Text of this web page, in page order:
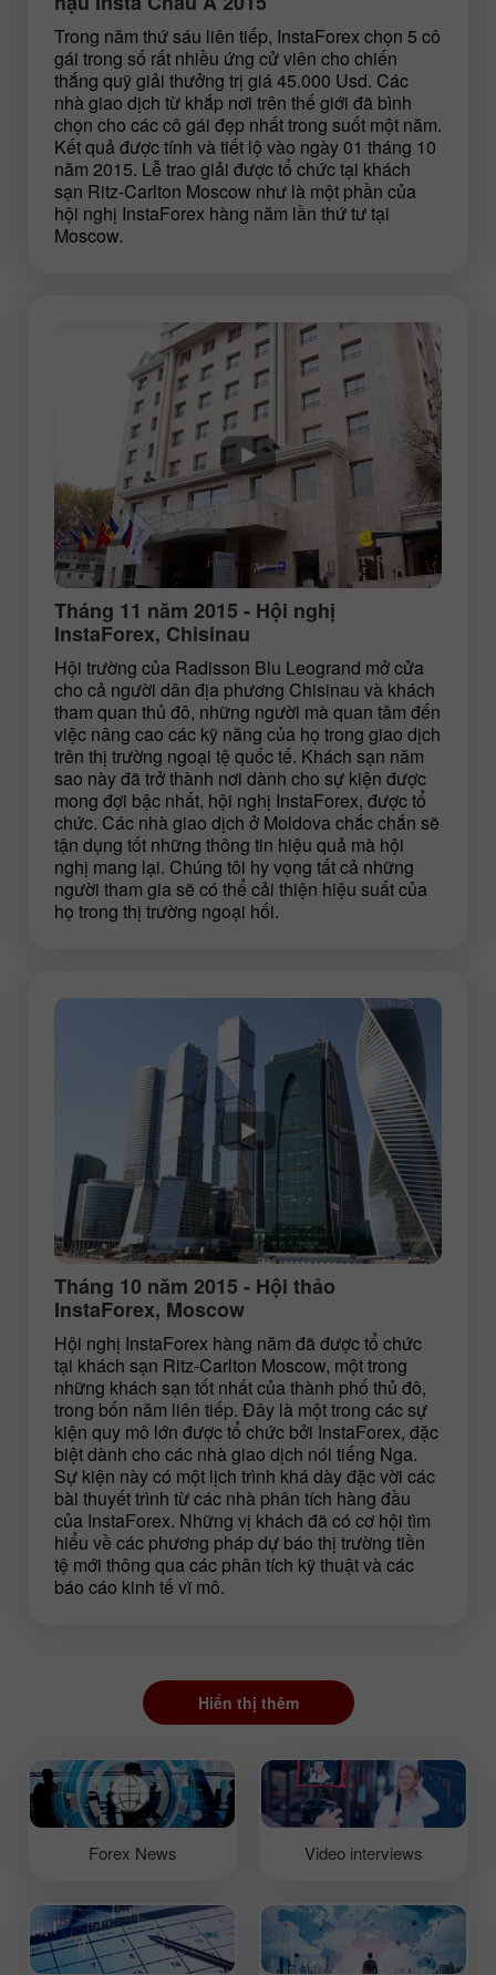
Trong năm thứ sáu liên tiếp, InstaForex chọn 5 cô
gái trong số rất nhiều ứng cử viên cho chiến
thắng quỹ giải thưởng trị giá 45.000 Usd. Các
nhà giao dịch từ khắp nơi trên thế giới đã bình
chọn cho các cô gái đẹp nhất trong suốt một năm.
Kết quả được tính và tiết lộ vào ngày 01 tháng 10
năm 2015. Lễ trao giải được tổ chức tại khách
sạn Ritz-Carlton Moscow như là một phần của
hội nghị InstaForex hàng năm lần thứ tư tại
Moscow.
Tháng 11 năm 2015 - Hội nghị
InstaForex, Chisinau
Hội trường của Radisson Blu Leogrand mở cửa
cho cả người dân địa phương Chisinau và khách
tham quan thủ đô, những người mà quan tâm đến
việc nâng cao các kỹ năng của họ trong giao dịch
trên thị trường ngoại tệ quốc tế. Khách sạn năm
sao này đã trở thành nơi dành cho sự kiện được
mong đợi bậc nhất, hội nghị InstaForex, được tổ
chức. Các nhà giao dịch ở Moldova chắc chắn sẽ
tận dụng tốt những thông tin hiệu quả mà hội
nghị mang lại. Chúng tôi hy vọng tất cả những
người tham gia sẽ có thể cải thiện hiệu suất của
họ trong thị trường ngoại hối.
Tháng 10 năm 2015 - Hội thảo
InstaForex, Moscow
Hội nghị InstaForex hàng năm đã được tổ chức
tại khách sạn Ritz-Carlton Moscow, một trong
những khách sạn tốt nhất của thành phố thủ đô,
trong bốn năm liên tiếp. Đây là một trong các sự
kiện quy mô lớn được tổ chức bởi InstaForex, đặc
biệt dành cho các nhà giao dịch nói tiếng Nga.
Sự kiện này có một lịch trình khá dày đặc vời các
bài thuyết trình từ các nhà phân tích hàng đầu
của InstaForex. Những vị khách đã có cơ hội tìm
hiểu về các phương pháp dự báo thị trường tiền
tệ mới thông qua các phân tích kỹ thuật và các
báo cáo kinh tế vĩ mô.
Hiển thị thêm
Forex News Video interviews